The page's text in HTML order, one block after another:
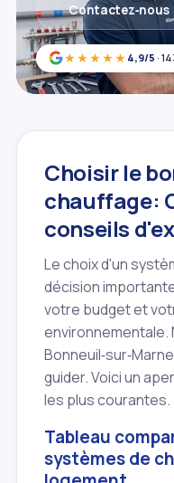
★★★★★ 4,9/5 ·
Contactez‑nous
Choisir le
chauffage:
conseils
Le choix d'un
décision
votre budget et
guider. Voici un
les plus courantes.
Tableau
systèmes de